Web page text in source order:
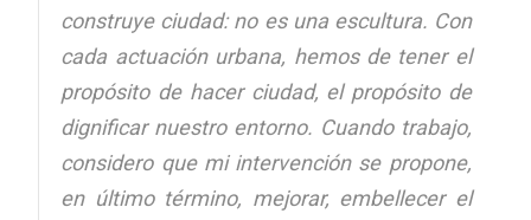
construye ciudad: no es una escultura. Con
cada actuación urbana, hemos de tener el
propósito de hacer ciudad, el propósito de
dignificar nuestro entorno. Cuando trabajo,
considero que mi intervención se propone,
en último término, mejorar, embellecer el